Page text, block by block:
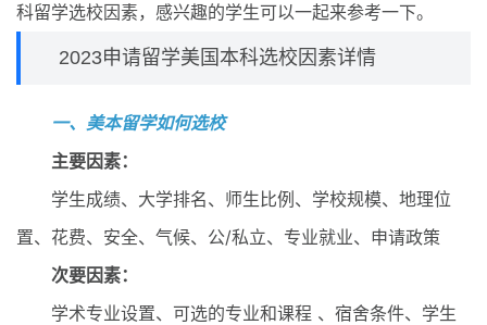
留学生活
科留学选校因素，感兴趣的学生可以一起来参考一下。
2023申请留学美国本科选校因素详情
一、美本留学如何选校
主要因素：
学生成绩、大学排名、师生比例、学校规模、地理位
置、花费、安全、气候、公/私立、专业就业、申请政策
次要因素：
学术专业设置、可选的专业和课程 、宿舍条件、学生